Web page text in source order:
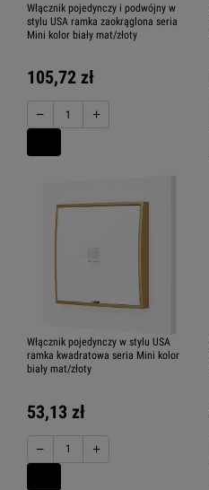
Włącznik pojedynczy i podwójny w
stylu USA ramka zaokrąglona seria
Mini kolor biały mat/złoty
105,72 zł
− +
Włącznik pojedynczy w stylu USA
ramka kwadratowa seria Mini kolor
biały mat/złoty
53,13 zł
− +